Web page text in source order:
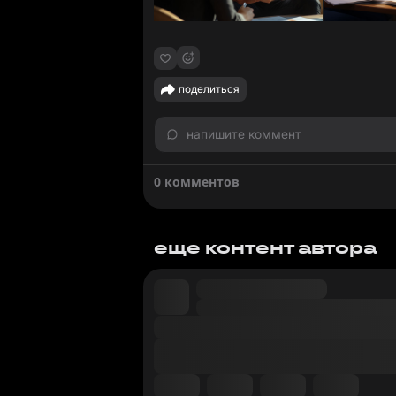
поделиться
напишите коммент
0 комментов
еще контент автора